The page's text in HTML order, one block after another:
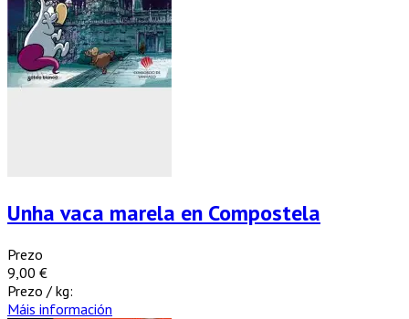
Unha vaca marela en Compostela
Prezo
9,00 €
Prezo / kg:
Máis información